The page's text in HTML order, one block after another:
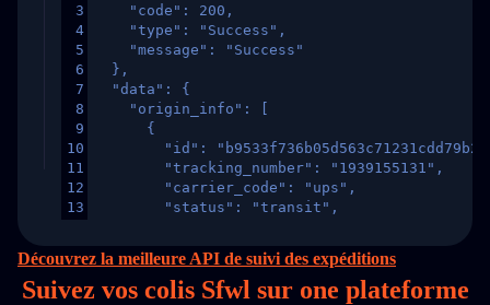
3
4
5
6
7
8
9
10
11
12
13
16
17
    "code": 200,
    "type": "Success",
    "message": "Success"
  },
  "data": {
    "origin_info": [
      {
"id":
        "tracking_number": "1939155131",
        "carrier_code": "ups",
        "status": "transit",
        "itemTimeLength": 2,
        "weblink": "",
Découvrez la meilleure API de suivi des expéditions
Suivez vos colis Sfwl sur one plateforme